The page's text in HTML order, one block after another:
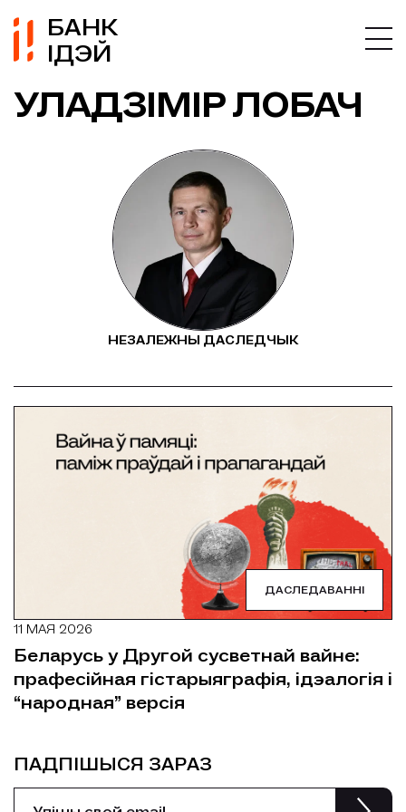
БАНК
ІДЭЙ
УЛАДЗІМІР ЛОБАЧ
НЕЗАЛЕЖНЫ ДАСЛЕДЧЫК
ДАСЛЕДАВАННІ
11 МАЯ 2026
Беларусь у Другой сусветнай вайне:
прафесійная гістарыяграфія, ідэалогія і
“народная” версія
ПАДПІШЫСЯ ЗАРАЗ